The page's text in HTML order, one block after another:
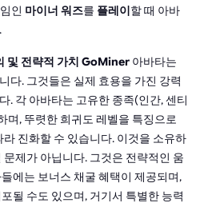
인 마이너 워즈를 플레이할 때 아바
및 전략적 가치 GoMiner 아바타는
다. 그것들은 실제 효용을 가진 강력
. 각 아바타는 고유한 종족(인간, 센티
며, 뚜렷한 희귀도 레벨을 특징으로
진화할 수 있습니다. 이것을 소유하
제가 아닙니다. 그것은 전략적인 움
에는 보너스 채굴 혜택이 제공되며,
될 수도 있으며, 거기서 특별한 능력